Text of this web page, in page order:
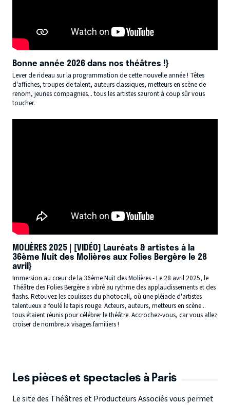
Bonne année 2026 dans nos théâtres !}
Lever de rideau sur la programmation de cette nouvelle année ! Têtes
d'affiches, troupes de talent, auteurs classiques, metteurs en scène de
renom, jeunes compagnies... tous les artistes sauront à coup sûr vous
toucher.
MOLIÈRES 2025 | [VIDÉO] Lauréats & artistes à la
36ème Nuit des Molières aux Folies Bergère le 28
avril}
Immersion au cœur de la 36ème Nuit des Molières - Le 28 avril 2025, le
Théâtre des Folies Bergère a vibré au rythme des applaudissements et des
flashs. Retouvez les coulisses du photocall, où une pléiade d'artistes
talentueux a foulé le tapis rouge. Acteurs, auteurs, metteurs en scène...
tous étaient réunis pour célébrer le théâtre. Accrochez-vous, car vous allez
croiser de nombreux visages familiers !
Les pièces et spectacles à Paris
Le site des Théâtres et Producteurs Associés vous permet